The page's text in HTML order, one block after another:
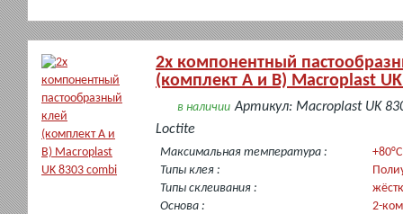
2х компонентный
(комплект А и В) Macroplast
в наличии Артикул: Macroplast UK
Loctite
Максимальная температура :
+80°C
Типы клея :
Типы склеивания :
Основа :
2-